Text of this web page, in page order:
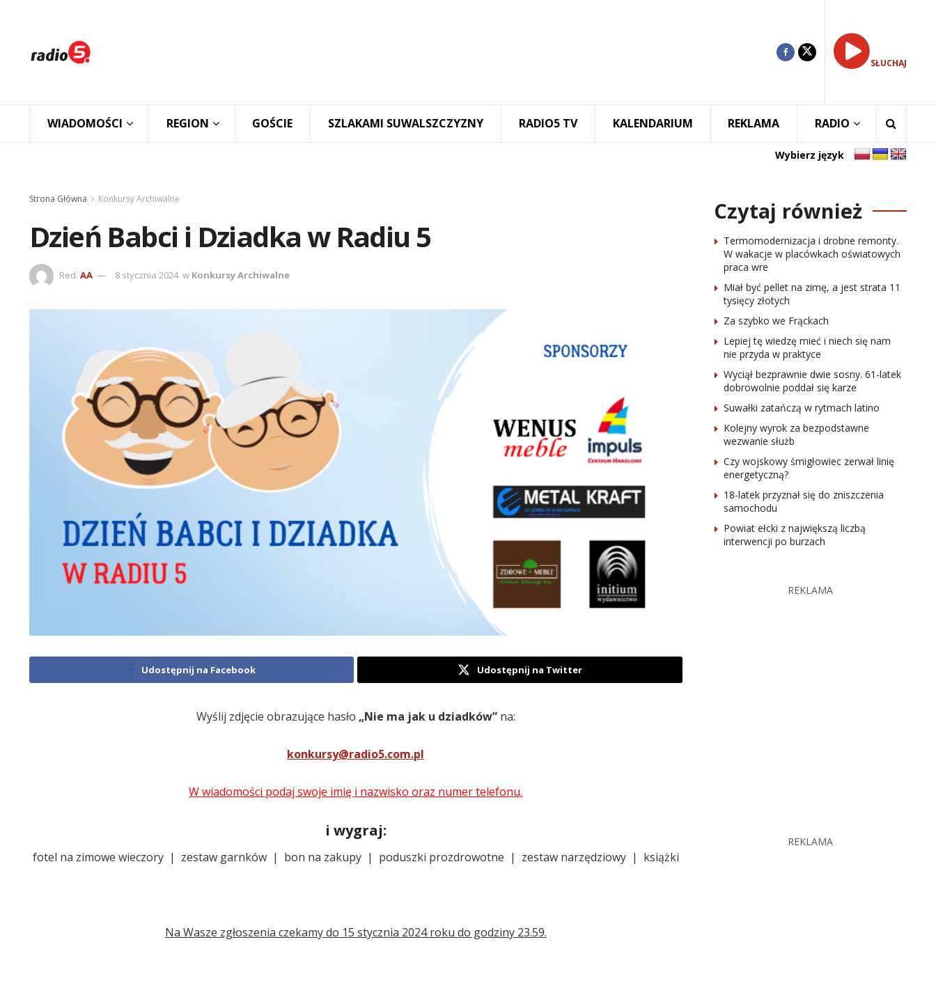
SŁUCHAJ
WIADOMOŚCI REGION GOŚCIE SZLAKAMI SUWALSZCZYZNY RADIO5 TV KALENDARIUM REKLAMA RADIO
Wybierz język
Strona Główna Konkursy Archiwalne
Dzień Babci i Dziadka w Radiu 5
Red. AA 8 stycznia 2024 w Konkursy Archiwalne
Udostępnij na Facebook Udostępnij na Twitter
Wyślij zdjęcie obrazujące hasło „Nie ma jak u dziadków”na:
konkursy@radio5.com.pl
W wiadomości podaj swoje imię i nazwisko oraz numer telefonu.
i wygraj:
fotel na zimowe wieczory | zestaw garnków | bon na zakupy | poduszki prozdrowotne | zestaw narzędziowy | książki
Na Wasze zgłoszenia czekamy do 15 stycznia 2024 roku do godziny 23.59.
Czytaj również
Termomodernizacja i drobne remonty.
W wakacje w placówkach oświatowych
praca wre
Miał być pellet na zimę, a jest strata 11
tysięcy złotych
Za szybko we Frąckach
Lepiej tę wiedzę mieć i niech się nam
nie przyda w praktyce
Wyciął bezprawnie dwie sosny. 61-latek
dobrowolnie poddał się karze
Suwałki zatańczą w rytmach latino
Kolejny wyrok za bezpodstawne
wezwanie służb
Czy wojskowy śmigłowiec zerwał linię
energetyczną?
18-latek przyznał się do zniszczenia
samochodu
Powiat ełcki z największą liczbą
interwencji po burzach
REKLAMA
REKLAMA